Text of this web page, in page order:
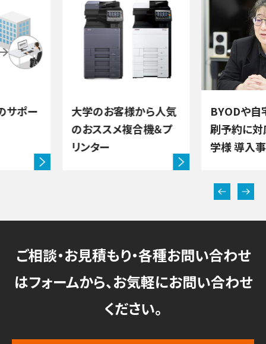
ら人気
BYODや自宅からの印
刷予約に対応 中央大
学様 導入事例
購入時の
ご相談・お見積もり・各種お問い合わせ
はフォームから、お気軽にお問い合わせ
ください。